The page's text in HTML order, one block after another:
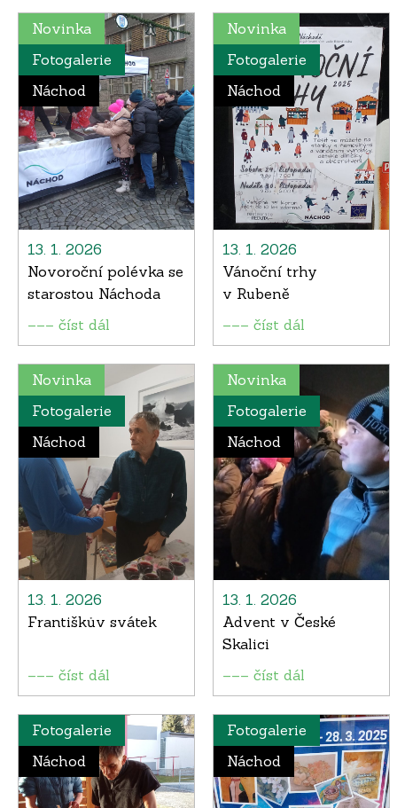
Novinka
Fotogalerie
Náchod
13. 1. 2026
Novoroční polévka se
starostou Náchoda
––– číst dál
Novinka
Fotogalerie
Náchod
13. 1. 2026
Vánoční trhy
v Rubeně
––– číst dál
Novinka
Fotogalerie
Náchod
13. 1. 2026
Františkův svátek
––– číst dál
Novinka
Fotogalerie
Náchod
13. 1. 2026
Advent v České
Skalici
––– číst dál
Fotogalerie
Náchod
Fotogalerie
Náchod